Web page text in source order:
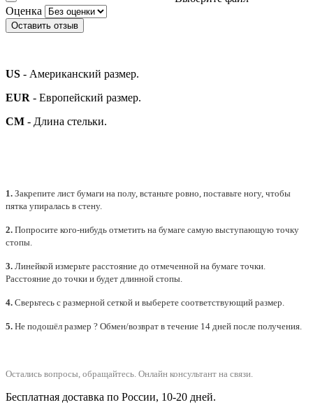
Оценка
Оставить отзыв
US - Американский размер.
EUR - Европейский размер.
СМ - Длина стельки.
1. Закрепите лист бумаги на полу, встаньте ровно, поставьте ногу, чтобы
пятка упиралась в стену.
2. Попросите кого-нибудь отметить на бумаге самую выступающую точку
стопы.
3. Линейкой измерьте расстояние до отмеченной на бумаге точки.
Расстояние до точки и будет длинной стопы.
4. Сверьтесь с размерной сеткой и выберете соответствующий размер.
5. Не подошёл размер ? Обмен/возврат в течение 14 дней после получения.
Остались вопросы, обращайтесь. Онлайн консультант на связи.
Бесплатная доставка по России, 10-20 дней.